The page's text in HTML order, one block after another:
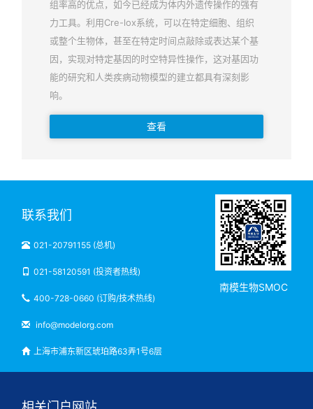
组率高的优点，如今已经成为体内外遗传操作的强有
力工具。利用Cre-lox系统，可以在特定细胞、组织
或整个生物体，甚至在特定时间点敲除或表达某个基
因，实现对特定基因的时空特异性操作，这对基因功
能的研究和人类疾病动物模型的建立都具有深刻影
响。
查看
联系我们
021-20791155 (总机)
021-58120591 (投资者热线)
400-728-0660 (订购/技术热线)
info@modelorg.com
上海市浦东新区琥珀路63弄1号6层
南模生物SMOC